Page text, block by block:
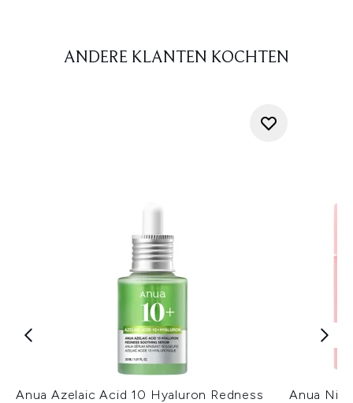
ANDERE KLANTEN KOCHTEN
Anua Azelaic Acid 10 Hyaluron Redness
Anua